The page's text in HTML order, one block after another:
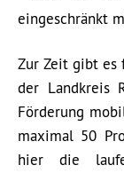
eingeschränkt
Zur Zeit gibt es
der Landkreis
Förderung
maximal 50
hier die